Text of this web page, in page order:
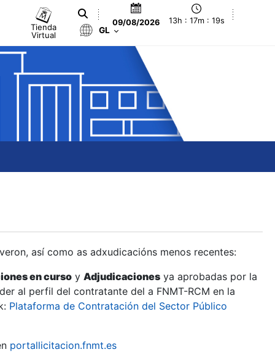
Tienda
Virtual
09/08/2026 13h : 17m : 20s
GL
así como as adxudicacións menos recentes:
en curso y Adjudicaciones ya aprobadas por la
al perfil del contratante del a FNMT-RCM en la
Plataforma de Contratación del Sector Público
portallicitacion.fnmt.es